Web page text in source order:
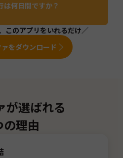
は何日間ですか？
このアプリをいれるだけ／
をダウンロード
が選ばれる
の理由